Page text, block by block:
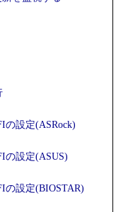
の設定(ASRock)
の設定(ASUS)
の設定(BIOSTAR)